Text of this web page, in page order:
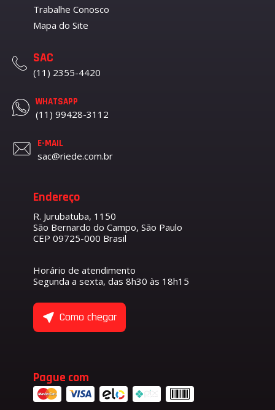
Trabalhe Conosco
Mapa do Site
SAC
(11) 2355-4420
WHATSAPP
(11) 99428-3112
E-MAIL
sac@riede.com.br
Endereço
R. Jurubatuba, 1150
São Bernardo do Campo, São Paulo
CEP 09725-000 Brasil
Horário de atendimento
Segunda a sexta, das 8h30 às 18h15
Como chegar
Pague com